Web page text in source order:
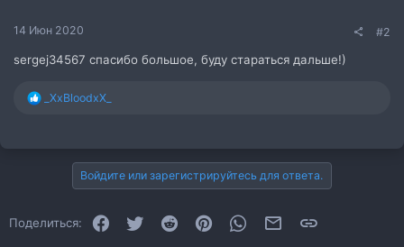
14 Июн 2020 #2
sergej34567 спасибо большое, буду стараться дальше!)
Р_XxBloodxX_
Войдите или зарегистрируйтесь для ответа.
Поделиться: FacebookTwitter Reddit PinterestWhatsAppЭлектронная почта